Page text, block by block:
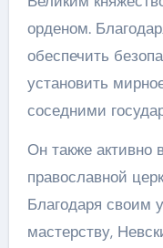
орденом.
обеспечить
установить
соседними
Он также активно
православной
Благодаря своим
мастерству,